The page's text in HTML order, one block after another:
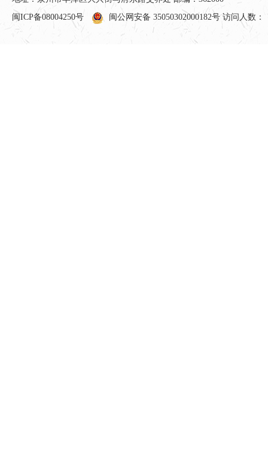
闽ICP备08004250号
闽公网安备 35050302000182号 访问人数：